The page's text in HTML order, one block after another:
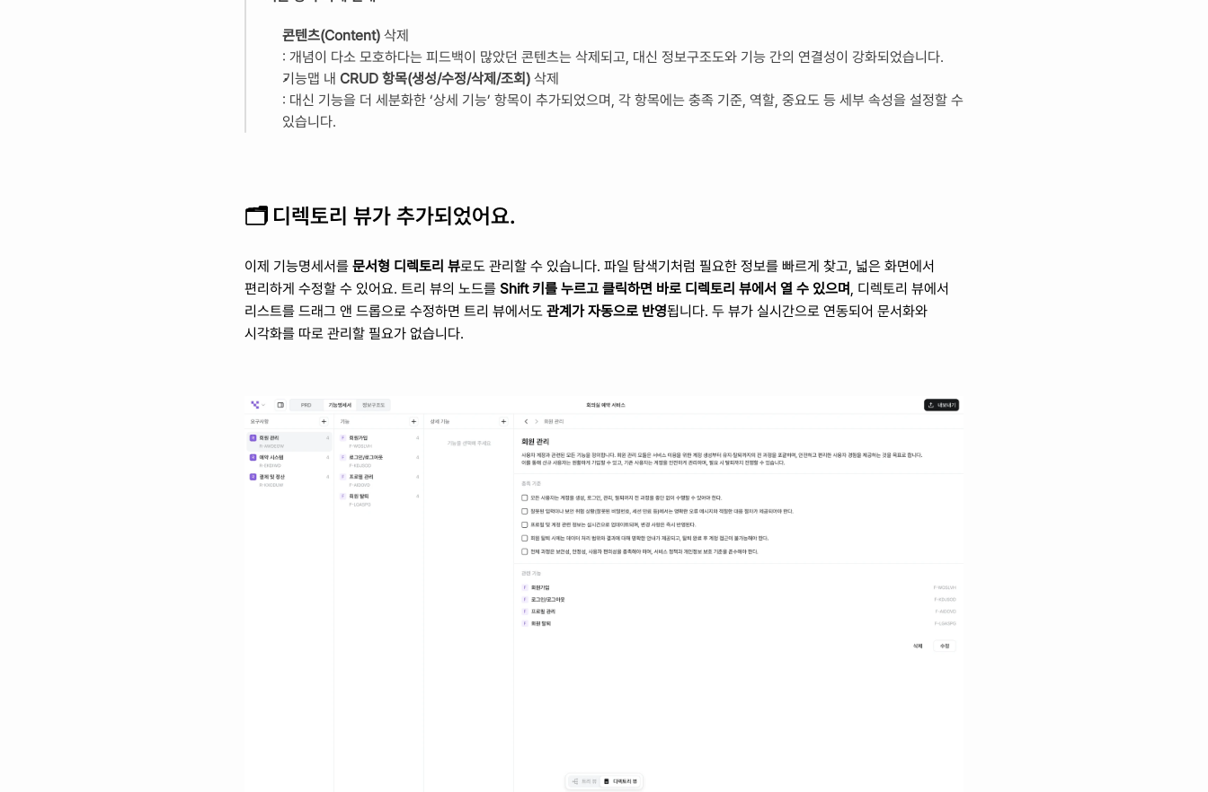
콘텐츠(Content) 삭제
: 개념이 다소 모호하다는 피드백이 많았던 콘텐츠는 삭제되고, 대신 정보구조도와 기능 간의 연결성이 강화되었습니다.
기능맵 내 CRUD 항목(생성/수정/삭제/조회) 삭제
: 대신 기능을 더 세분화한 ‘상세 기능’ 항목이 추가되었으며, 각 항목에는 충족 기준, 역할, 중요도 등 세부 속성을 설정할 수
있습니다.
🗂️ 디렉토리 뷰가 추가되었어요.
이제 기능명세서를 문서형 디렉토리 뷰로도 관리할 수 있습니다. 파일 탐색기처럼 필요한 정보를 빠르게 찾고, 넓은 화면에서
편리하게 수정할 수 있어요. 트리 뷰의 노드를 Shift 키를 누르고 클릭하면 바로 디렉토리 뷰에서 열 수 있으며 , 디렉토리 뷰에서
리스트를 드래그 앤 드롭으로 수정하면 트리 뷰에서도 관계가 자동으로 반영됩니다. 두 뷰가 실시간으로 연동되어 문서화와
시각화를 따로 관리할 필요가 없습니다.